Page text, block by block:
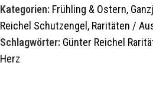
Kategorien: Frühling & Ostern,
Reichel Schutzengel , Raritäten /
Schlagwörter: Günter Reichel
Herz